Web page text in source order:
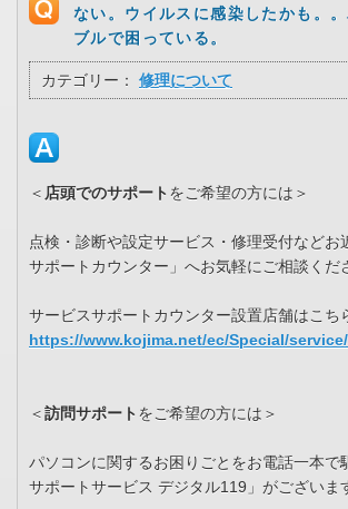
ない。ウイルスに感染したかも。
ブルで困っている。
カテゴリー： 修理について
＜ 店頭でのサポートをご希望の方には＞
点検・診断や設定サービス・修理受付などお
サポートカウンター」へお気軽にご相談くだ
サービスサポートカウンター設置店舗はこち
https://www.kojima.net/ec/Special/
＜訪問サポートをご希望の方には＞
パソコンに関するお困りごとをお電話一本で
サポートサービス デジタル119」がございま